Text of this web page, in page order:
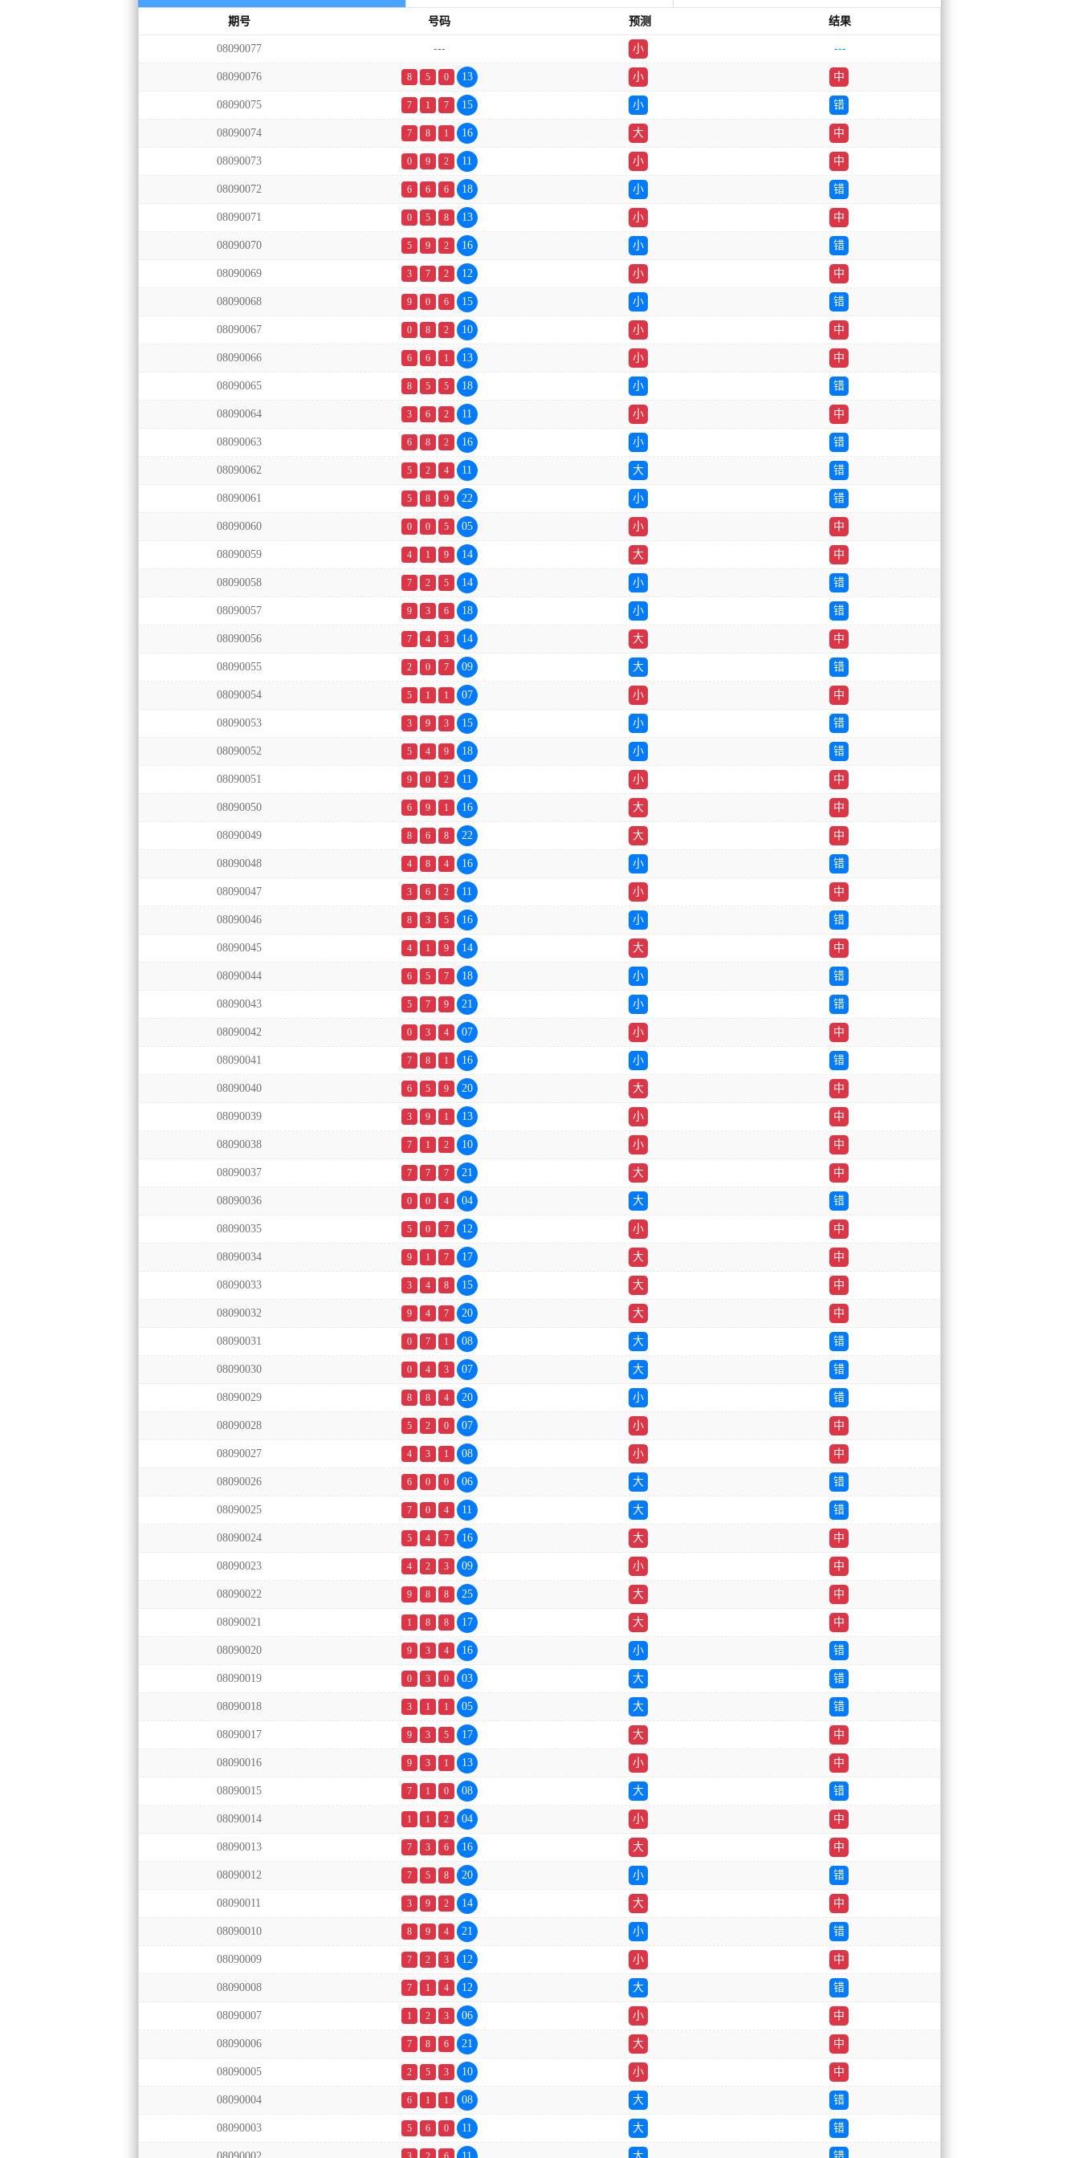
期号 号码 预测 结果
08090077 ---
小
单
---
08090076 8 5 0 13 小 中
08090075 7 1 7 15 小 错
08090074 7 8 1 16 大 中
08090073 0 9 2 11 小 中
08090072 6 6 6 18 小 错
08090071 0 5 8 13 小 中
08090070 5 9 2 16 小 错
08090069 3 7 2 12 小 中
08090068 9 0 6 15 小 错
08090067 0 8 2 10 小 中
08090066 6 6 1 13 小 中
08090065 8 5 5 18 小 错
08090064 3 6 2 11 小 中
08090063 6 8 2 16 小 错
08090062 5 2 4 11 大 错
08090061 5 8 9 22 小 错
08090060 0 0 5 05 小 中
08090059 4 1 9 14 大 中
08090058 7 2 5 14 小 错
08090057 9 3 6 18 小 错
08090056 7 4 3 14 大 中
08090055 2 0 7 09 大 错
08090054 5 1 1 07 小 中
08090053 3 9 3 15 小 错
08090052 5 4 9 18 小 错
08090051 9 0 2 11 小 中
08090050 6 9 1 16 大 中
08090049 8 6 8 22 大 中
08090048 4 8 4 16 小 错
08090047 3 6 2 11 小 中
08090046 8 3 5 16 小 错
08090045 4 1 9 14 大 中
08090044 6 5 7 18 小 错
08090043 5 7 9 21 小 错
08090042 0 3 4 07 小 中
08090041 7 8 1 16 小 错
08090040 6 5 9 20 大 中
08090039 3 9 1 13 小 中
08090038 7 1 2 10 小 中
08090037 7 7 7 21 大 中
08090036 0 0 4 04 大 错
08090035 5 0 7 12 小 中
08090034 9 1 7 17 大 中
08090033 3 4 8 15 大 中
08090032 9 4 7 20 大 中
08090031 0 7 1 08 大 错
08090030 0 4 3 07 大 错
08090029 8 8 4 20 小 错
08090028 5 2 0 07 小 中
08090027 4 3 1 08 小 中
08090026 6 0 0 06 大 错
08090025 7 0 4 11 大 错
08090024 5 4 7 16 大 中
08090023 4 2 3 09 小 中
08090022 9 8 8 25 大 中
08090021 1 8 8 17 大 中
08090020 9 3 4 16 小 错
08090019 0 3 0 03 大 错
08090018 3 1 1 05 大 错
08090017 9 3 5 17 大 中
08090016 9 3 1 13 小 中
08090015 7 1 0 08 大 错
08090014 1 1 2 04 小 中
08090013 7 3 6 16 大 中
08090012 7 5 8 20 小 错
08090011 3 9 2 14 大 中
08090010 8 9 4 21 小 错
08090009 7 2 3 12 小 中
08090008 7 1 4 12 大 错
08090007 1 2 3 06 小 中
08090006 7 8 6 21 大 中
08090005 2 5 3 10 小 中
08090004 6 1 1 08 大 错
08090003 5 6 0 11 大 错